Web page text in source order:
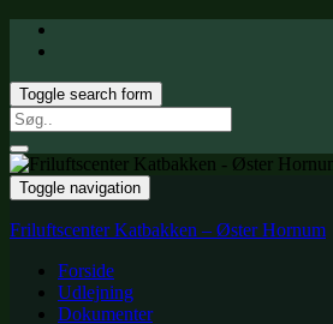
Toggle search form
Search
for:
Toggle navigation
Friluftscenter Katbakken – Øster Hornum
Forside
Udlejning
Dokumenter